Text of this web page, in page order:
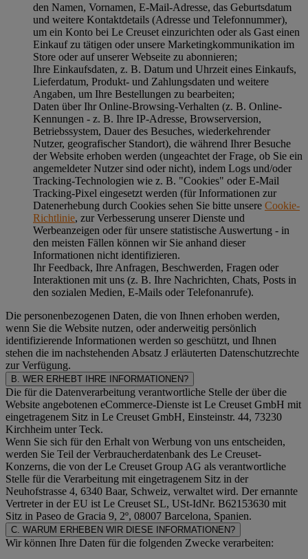
den Namen, Vornamen, E-Mail-Adresse, das Geburtsdatum
und weitere Kontaktdetails (Adresse und Telefonnummer),
um ein Konto bei Le Creuset einzurichten oder als Gast einen
Einkauf zu tätigen oder unsere Marketingkommunikation im
Store oder auf unserer Webseite zu abonnieren;
Ihre Einkaufsdaten, z. B. Datum und Uhrzeit eines Einkaufs,
Lieferdatum, Produkt- und Zahlungsdaten und weitere
Angaben, um Ihre Bestellungen zu bearbeiten;
Daten über Ihr Online-Browsing-Verhalten (z. B. Online-
Kennungen - z. B. Ihre IP-Adresse, Browserversion,
Betriebssystem, Dauer des Besuches, wiederkehrender
Nutzer, geografischer Standort), die während Ihrer Besuche
der Website erhoben werden (ungeachtet der Frage, ob Sie ein
angemeldeter Nutzer sind oder nicht), indem Logs und/oder
Tracking-Technologien wie z. B. "Cookies" oder E-Mail
Tracking-Pixel eingesetzt werden (für Informationen zur
Datenerhebung durch Cookies sehen Sie bitte unsere Cookie-
Richtlinie, zur Verbesserung unserer Dienste und
Werbeanzeigen oder für unsere statistische Auswertung - in
den meisten Fällen können wir Sie anhand dieser
Informationen nicht identifizieren.
Ihr Feedback, Ihre Anfragen, Beschwerden, Fragen oder
Interaktionen mit uns (z. B. Ihre Nachrichten, Chats, Posts in
den sozialen Medien, E-Mails oder Telefonanrufe).
Die personenbezogenen Daten, die von Ihnen erhoben werden,
wenn Sie die Website nutzen, oder anderweitig persönlich
identifizierende Informationen werden so geschützt, und Ihnen
stehen die im nachstehenden Absatz J erläuterten Datenschutzrechte
zur Verfügung.
B. WER ERHEBT IHRE INFORMATIONEN?
Die für die Datenverarbeitung verantwortliche Stelle der über die
Website angebotenen eCommerce-Dienste ist Le Creuset GmbH mit
eingetragenem Sitz in Le Creuset GmbH, Einsteinstr. 44, 73230
Kirchheim unter Teck.
Wenn Sie sich für den Erhalt von Werbung von uns entscheiden,
werden Sie Teil der Verbraucherdatenbank des Le Creuset-
Konzerns, die von der Le Creuset Group AG als verantwortliche
Stelle für die Verarbeitung mit eingetragenem Sitz in der
Neuhofstrasse 4, 6340 Baar, Schweiz, verwaltet wird. Der ernannte
Vertreter in der EU ist Le Creuset SL, USt-IdNr. B62153630 mit
Sitz in Paseo de Gracia 9, 2º, 08007 Barcelona, Spanien.
C. WARUM ERHEBEN WIR DIESE INFORMATIONEN?
Wir können Ihre Daten für die folgenden Zwecke verarbeiten: